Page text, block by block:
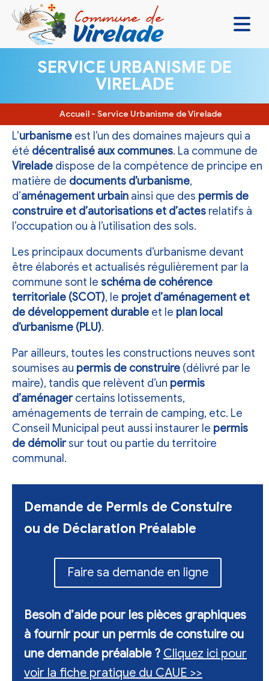
VIVRE ENSEMBLE
SE DIVERTIR
DÉCOUVRIR
CONTACT
SERVICE URBANISME DE
VIRELADE
Accueil- Service Urbanisme de Virelade
L’urbanisme est l’un des domaines majeurs qui a
été décentralisé aux communes. La commune de
Virelade dispose de la compétence de principe en
matière de documents d’urbanisme,
d’aménagement urbain ainsi que des permis de
construire et d’autorisations et d’actes relatifs à
l’occupation ou à l’utilisation des sols.
Les principaux documents d’urbanisme devant
être élaborés et actualisés régulièrement par la
commune sont le schéma de cohérence
territoriale (SCOT), le projet d’aménagement et
de développement durable et le plan local
d’urbanisme (PLU).
Par ailleurs, toutes les constructions neuves sont
soumises au permis de construire (délivré par le
maire), tandis que relèvent d’un permis
d’aménagercertains lotissements,
aménagements de terrain de camping, etc. Le
Conseil Municipal peut aussi instaurer le permis
de démolirsur tout ou partie du territoire
communal.
Demande de Permis de Constuire
ou de Déclaration Préalable
Faire sa demande en ligne
Besoin d’aide pour les pièces graphiques
à fournir pour un permis de constuire ou
une demande préalable ? Cliquez ici pour
voir la fiche pratique du CAUE >>